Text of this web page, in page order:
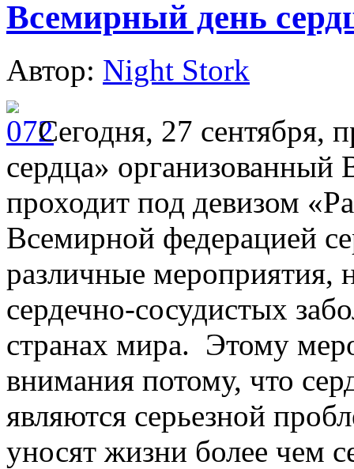
Всемирный день
Автор: Night Stork
Сегодня, 27 сентября,
сердца»
проходит под девизом
Всемирной федерацией
различные мероприятия,
сердечно-сосудистых
странах мира. Этому
внимания потому, что
являются серьезной
уносят жизни более чем